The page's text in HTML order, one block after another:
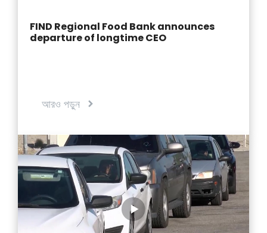
FIND Regional Food Bank announces
departure of longtime CEO
আরও পড়ুন